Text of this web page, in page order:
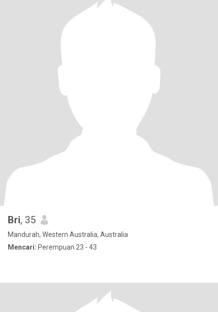
Bri, 35
Mandurah, Western Australia, Australia
Mencari: Perempuan 23 - 43